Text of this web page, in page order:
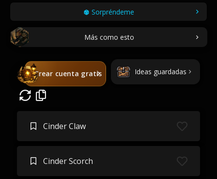
Sorpréndeme
Más como esto
Crear cuenta gratis Ideas guardadas
Cinder Claw
Cinder Scorch